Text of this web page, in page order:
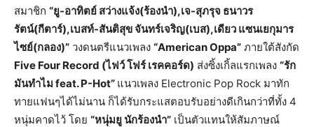
สมาชิก “ยู-อาทิตย์ สว่างแจ้ง(ร้องนำ),เจ-สุภรุจ ธนาวร
รัตน์(กีตาร์),เบสท์-สันติสุข จันทร์เจริญ(เบส),เดียว แซนเยกุมาร
ไซย์(กลอง)” วงดนตรีแนวเพลง “American Oppa” ภายใต้สังกัด
Five Four Record (ไฟว์ โฟร์ เรคคอร์ด) ส่งซิ้งเกิ้ลแรกเพลง “รัก
มันทำไม feat. P-Hot” แนวเพลง Electronic Pop Rock มาทัก
ทายแฟนๆได้ไม่นาน ก็ได้รับกระแสตอบรับอย่างดีเกินกว่าที่ทั้ง 4
หนุ่มคาดไว้ โดย “หนุ่มยู นักร้องนำ” เป็นตัวแทนให้สัมภาษณ์